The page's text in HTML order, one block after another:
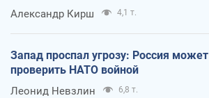
Александр Кирш 4,1 т.
Запад проспал угрозу: Россия может
проверить НАТО войной
Леонид Невзлин 6,8 т.